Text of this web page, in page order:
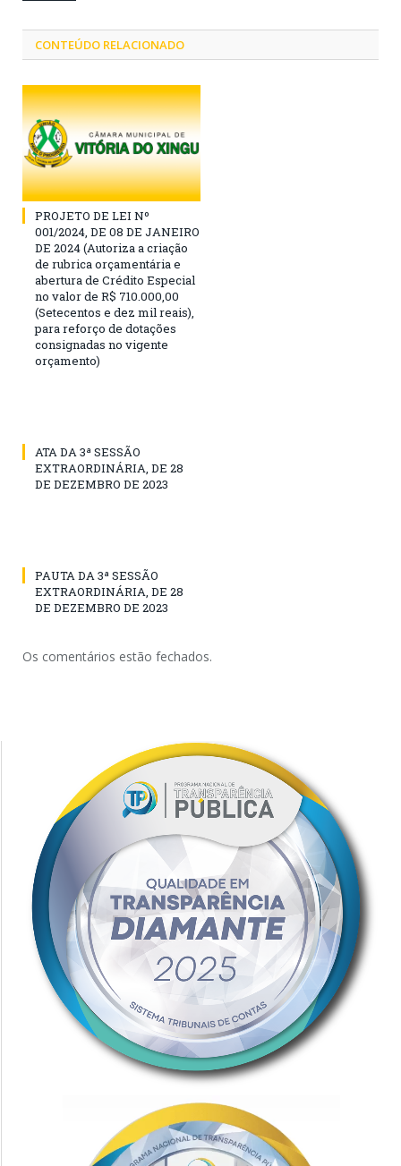
CONTEÚDO RELACIONADO
PROJETO DE LEI Nº
001/2024, DE 08 DE JANEIRO
DE 2024 (Autoriza a criação
de rubrica orçamentária e
abertura de Crédito Especial
no valor de R$ 710.000,00
(Setecentos e dez mil reais),
para reforço de dotações
consignadas no vigente
orçamento)
ATA DA 3ª SESSÃO
EXTRAORDINÁRIA, DE 28
DE DEZEMBRO DE 2023
PAUTA DA 3ª SESSÃO
EXTRAORDINÁRIA, DE 28
DE DEZEMBRO DE 2023
Os comentários estão fechados.